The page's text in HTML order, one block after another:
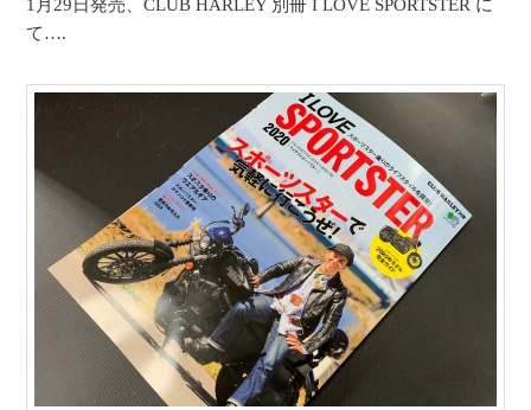
1月29日発売、CLUB HARLEY 別冊 I LOVE SPORTSTER に
て….